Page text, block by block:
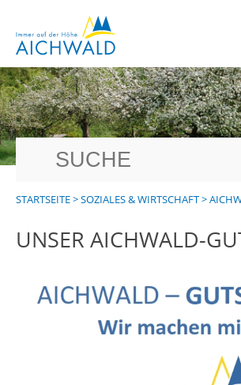
STARTSEITE>SOZIALES & WIRTSCHAFT>
UNSER AICHWALD-